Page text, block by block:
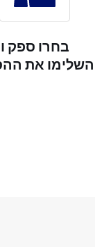
בחרו ספק ו
השלימו את